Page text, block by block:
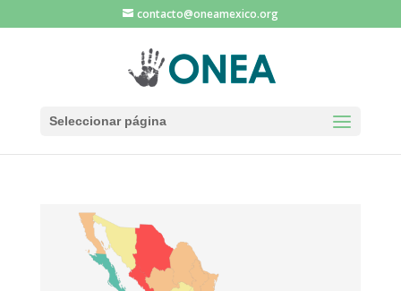
contacto@oneamexico.org
Seleccionar página